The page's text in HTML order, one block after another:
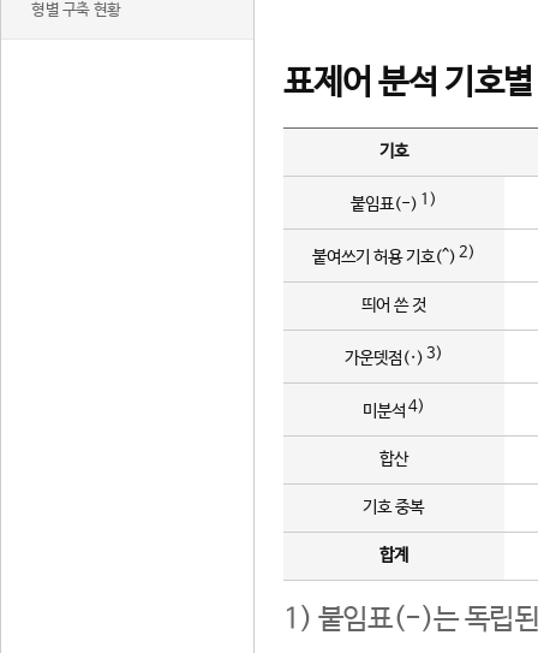
형별 구축 현황
표제어 분석 기호
기호
붙임표(-) 1)
붙여쓰기 허용 기호(^) 2)
띄어 쓴 것
가운뎃점(·) 3)
미분석 4)
합산
기호 중복
합계
1) 붙임표(-)는 독립된